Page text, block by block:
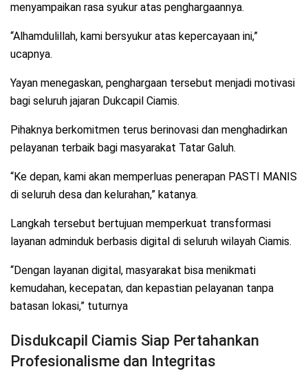
menyampaikan rasa syukur atas penghargaannya.
“Alhamdulillah, kami bersyukur atas kepercayaan ini,”
ucapnya.
Yayan menegaskan, penghargaan tersebut menjadi motivasi
bagi seluruh jajaran Dukcapil Ciamis.
Pihaknya berkomitmen terus berinovasi dan menghadirkan
pelayanan terbaik bagi masyarakat Tatar Galuh.
“Ke depan, kami akan memperluas penerapan PASTI MANIS
di seluruh desa dan kelurahan,” katanya.
Langkah tersebut bertujuan memperkuat transformasi
layanan adminduk berbasis digital di seluruh wilayah Ciamis.
“Dengan layanan digital, masyarakat bisa menikmati
kemudahan, kecepatan, dan kepastian pelayanan tanpa
batasan lokasi,” tuturnya
Disdukcapil Ciamis Siap Pertahankan
Profesionalisme dan Integritas